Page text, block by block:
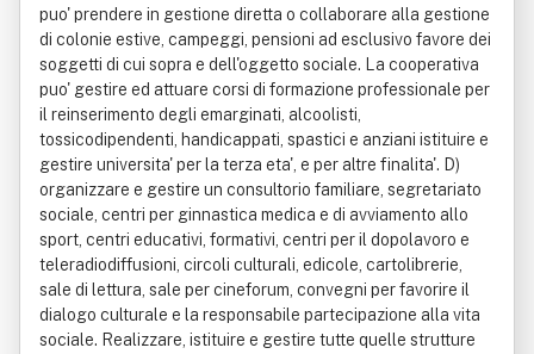
puo' prendere in gestione diretta o collaborare alla gestione
di colonie estive, campeggi, pensioni ad esclusivo favore dei
soggetti di cui sopra e dell'oggetto sociale. La cooperativa
puo' gestire ed attuare corsi di formazione professionale per
il reinserimento degli emarginati, alcoolisti,
tossicodipendenti, handicappati, spastici e anziani istituire e
gestire universita' per la terza eta', e per altre finalita'. D)
organizzare e gestire un consultorio familiare, segretariato
sociale, centri per ginnastica medica e di avviamento allo
sport, centri educativi, formativi, centri per il dopolavoro e
teleradiodiffusioni, circoli culturali, edicole, cartolibrerie,
sale di lettura, sale per cineforum, convegni per favorire il
dialogo culturale e la responsabile partecipazione alla vita
sociale. Realizzare, istituire e gestire tutte quelle strutture